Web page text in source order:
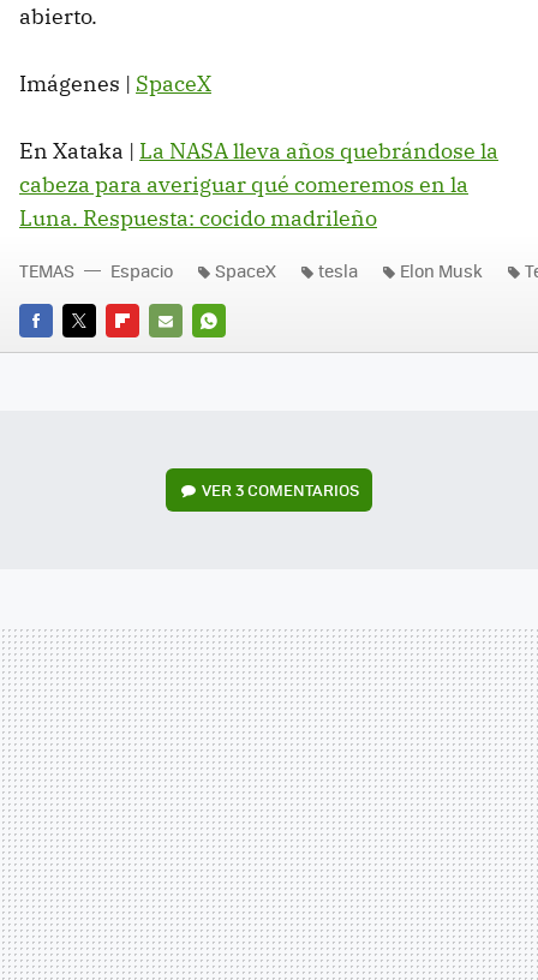
abierto.
Imágenes | SpaceX
En Xataka | La NASA lleva años quebrándose la
cabeza para averiguar qué comeremos en la
Luna. Respuesta: cocido madrileño
FACEBOOK
TWITTERFLIPBOARD
E-
WHATSAPP
TEMAS Espacio SpaceX tesla Elon Musk
VER3 COMENTARIOS